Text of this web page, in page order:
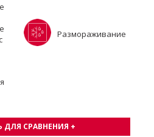
Размораживание
ДЛЯ СРАВНЕНИЯ +